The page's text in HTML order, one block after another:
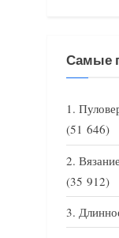
Самые
(51 646)
(35 912)